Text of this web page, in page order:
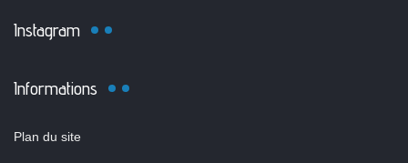
Instagram
Informations
Plan du site